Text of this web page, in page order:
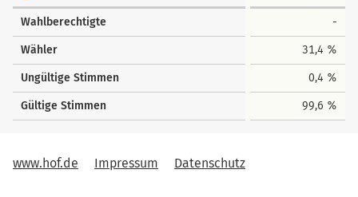
Wahlberechtigte -
Wähler 31,4 %
Ungültige Stimmen 0,4 %
Gültige Stimmen 99,6 %
www.hof.de Impressum Datenschutz